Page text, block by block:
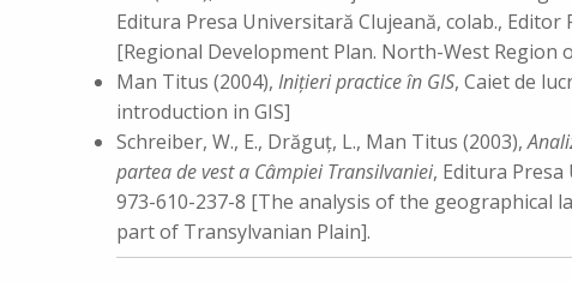
Editura Presa Universitară Clujeană, colab., Editor
[Regional Development Plan. North-West Region
Man Titus (2004), Iniţieri practice în GIS, Caiet de
introduction in GIS]
Schreiber, W., E., Drăguţ, L., Man Titus (2003),
partea de vest a Câmpiei Transilvaniei, Editura Presa
973-610-237-8 [The analysis of the geographical
part of Transylvanian Plain].